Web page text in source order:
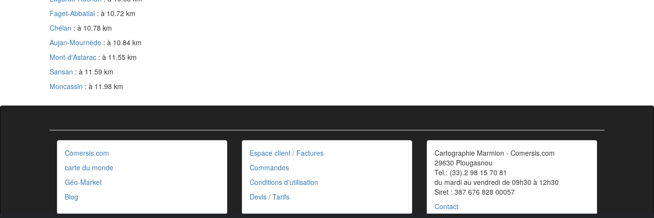
Faget-Abbatial : à 10.72 km
Chélan : à 10.78 km
Aujan-Mournède : à 10.84 km
Mont-d'Astarac : à 11.55 km
Sansan : à 11.59 km
Moncassin : à 11.98 km
Comersis.com
carte du monde
Géo-Market
Blog
Espace client / Factures
Commandes
Conditions d'utilisation
Devis / Tarifs
Cartographie Marmion - Comersis.com
29630 Plougasnou
Tel.: (33).2 98 15 70 81
du mardi au vendredi de 09h30 à 12h30
Siret : 387 676 828 00057
Contact